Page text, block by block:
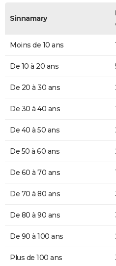
Sinnamary
Moins de 10 ans
De 10 à 20 ans
De 20 à 30 ans
De 30 à 40 ans
De 40 à 50 ans
De 50 à 60 ans
De 60 à 70 ans
De 70 à 80 ans
De 80 à 90 ans
De 90 à 100 ans
Plus de 100 ans